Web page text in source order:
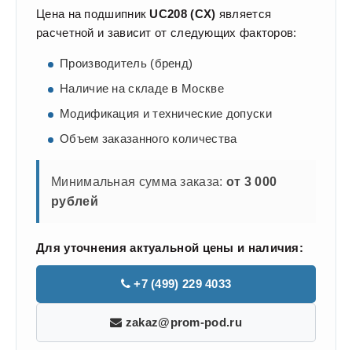
Цена на подшипник UC208 (CX) является
расчетной и зависит от следующих факторов:
Производитель (бренд)
Наличие на складе в Москве
Модификация и технические допуски
Объем заказанного количества
Минимальная сумма заказа: от 3 000
рублей
Для уточнения актуальной цены и наличия:
+7 (499) 229 4033
zakaz@prom-pod.ru